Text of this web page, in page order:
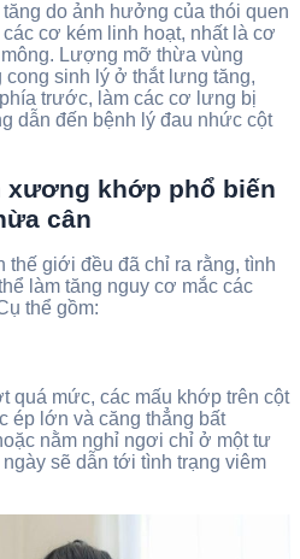
do ảnh hưởng của thói quen
cơ kém linh hoạt, nhất là cơ
Lượng mỡ thừa vùng
sinh lý ở thắt lưng tăng,
trước, làm các cơ lưng bị
dẫn đến bệnh lý đau nhức cột
xương khớp phổ biến
cân
thế giới đều đã chỉ ra rằng, tình
làm tăng nguy cơ mắc các
thể gồm:
quá mức, các mấu khớp trên cột
ép lớn và căng thẳng bất
nằm nghỉ ngơi chỉ ở một tư
sẽ dẫn tới tình trạng viêm